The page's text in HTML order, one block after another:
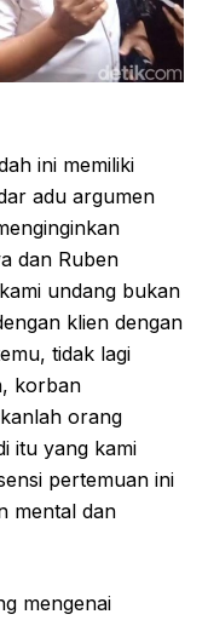
ini memiliki
adu argumen
dan Ruben
undang bukan
klien dengan
tidak lagi
korban
orang
itu yang kami
pertemuan ini
mental dan
mengenai